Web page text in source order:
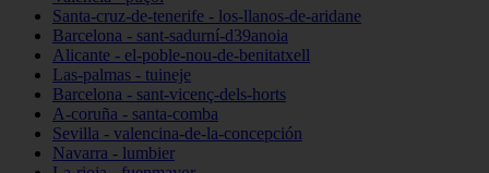
Santa-cruz-de-tenerife - los-llanos-de-aridane
Barcelona - sant-sadurní-d39anoia
Alicante - el-poble-nou-de-benitatxell
Las-palmas - tuineje
Barcelona - sant-vicenç-dels-horts
A-coruña - santa-comba
Sevilla - valencina-de-la-concepción
Navarra - lumbier